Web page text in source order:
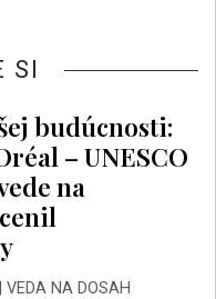
SI
budúcnosti:
– UNESCO
na
VEDA NA DOSAH